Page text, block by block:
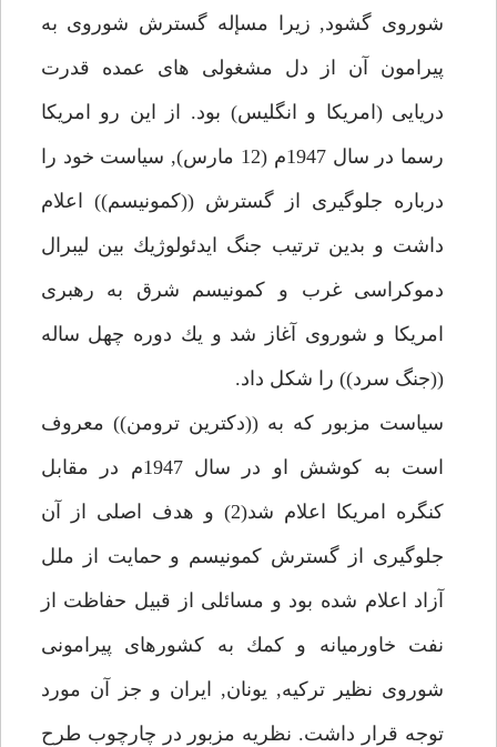
شوروى گشود, زيرا مسإله گسترش شوروى به
پيرامون آن از دل مشغولى هاى عمده قدرت
دريايى (امريكا و انگليس) بود. از اين رو امريكا
رسما در سال 1947م (12 مارس), سياست خود را
درباره جلوگيرى از گسترش ((كمونيسم)) اعلام
داشت و بدين ترتيب جنگ ايدئولوژيك بين ليبرال
دموكراسى غرب و كمونيسم شرق به رهبرى
امريكا و شوروى آغاز شد و يك دوره چهل ساله
((جنگ سرد)) را شكل داد.
سياست مزبور كه به ((دكترين ترومن)) معروف
است به كوشش او در سال 1947م در مقابل
كنگره امريكا اعلام شد(2) و هدف اصلى از آن
جلوگيرى از گسترش كمونيسم و حمايت از ملل
آزاد اعلام شده بود و مسائلى از قبيل حفاظت از
نفت خاورميانه و كمك به كشورهاى پيرامونى
شوروى نظير تركيه, يونان, ايران و جز آن مورد
توجه قرار داشت. نظريه مزبور در چارچوب طرح